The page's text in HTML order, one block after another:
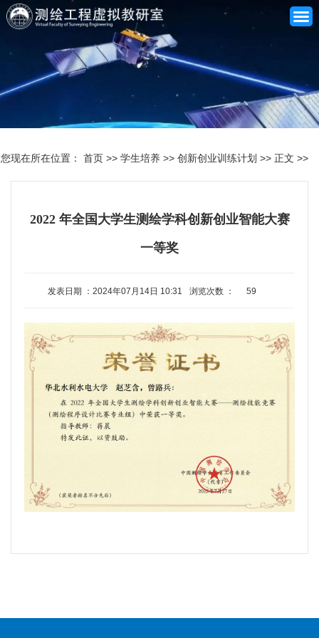
网站首页
关于我们
师资队伍
资源库
教研成果
学生培养
教研活动
您现在所在位置： 首页 >> 学生培养 >> 创新创业训练计划 >> 正文 >>
2022 年全国大学生测绘学科创新创业智能大赛
一等奖
发表日期 ：2024年07月14日 10:31 浏览次数 ： 59